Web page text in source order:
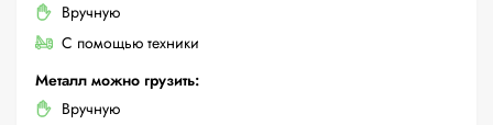
Вручную
С помощью техники
Металл можно грузить:
Вручную